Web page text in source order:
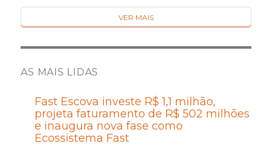
VER MAIS
AS MAIS LIDAS
Fast Escova investe R$ 1,1 milhão,
projeta faturamento de R$ 502 milhões
e inaugura nova fase como
Ecossistema Fast